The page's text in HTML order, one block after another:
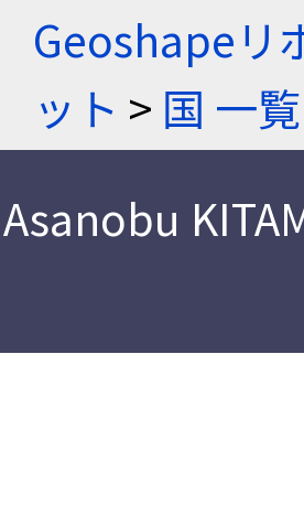
Geoshapeリ
ット > 国 一覧
Asanobu